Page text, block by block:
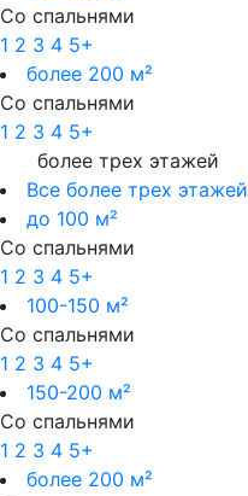
Со спальнями
1 2 3 4 5+
более 200 м²
Со спальнями
1 2 3 4 5+
более трех этажей
Все более трех этажей
до 100 м²
Со спальнями
1 2 3 4 5+
100-150 м²
Со спальнями
1 2 3 4 5+
150-200 м²
Со спальнями
1 2 3 4 5+
более 200 м²